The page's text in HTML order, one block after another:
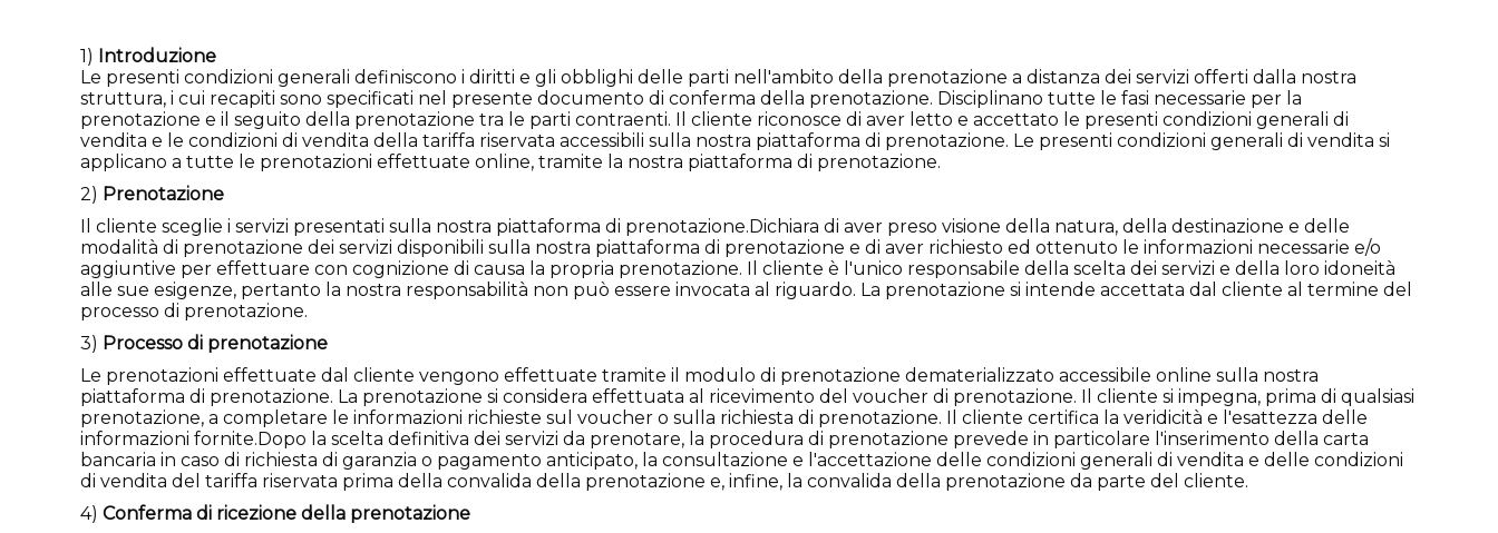
1) Introduzione
Le presenti condizioni generali definiscono i diritti e gli obblighi delle parti nell'ambito della prenotazione a distanza dei servizi offerti dalla nostra
struttura, i cui recapiti sono specificati nel presente documento di conferma della prenotazione. Disciplinano tutte le fasi necessarie per la
prenotazione e il seguito della prenotazione tra le parti contraenti. Il cliente riconosce di aver letto e accettato le presenti condizioni generali di
vendita e le condizioni di vendita della tariffa riservata accessibili sulla nostra piattaforma di prenotazione. Le presenti condizioni generali di vendita si
applicano a tutte le prenotazioni effettuate online, tramite la nostra piattaforma di prenotazione.
2) Prenotazione
Il cliente sceglie i servizi presentati sulla nostra piattaforma di prenotazione.Dichiara di aver preso visione della natura, della destinazione e delle
modalità di prenotazione dei servizi disponibili sulla nostra piattaforma di prenotazione e di aver richiesto ed ottenuto le informazioni necessarie e/o
aggiuntive per effettuare con cognizione di causa la propria prenotazione. Il cliente è l'unico responsabile della scelta dei servizi e della loro idoneità
alle sue esigenze, pertanto la nostra responsabilità non può essere invocata al riguardo. La prenotazione si intende accettata dal cliente al termine del
processo di prenotazione.
3) Processo di prenotazione
Le prenotazioni effettuate dal cliente vengono effettuate tramite il modulo di prenotazione dematerializzato accessibile online sulla nostra
piattaforma di prenotazione. La prenotazione si considera effettuata al ricevimento del voucher di prenotazione. Il cliente si impegna, prima di qualsiasi
prenotazione, a completare le informazioni richieste sul voucher o sulla richiesta di prenotazione. Il cliente certifica la veridicità e l'esattezza delle
informazioni fornite.Dopo la scelta definitiva dei servizi da prenotare, la procedura di prenotazione prevede in particolare l'inserimento della carta
bancaria in caso di richiesta di garanzia o pagamento anticipato, la consultazione e l'accettazione delle condizioni generali di vendita e delle condizioni
di vendita del tariffa riservata prima della convalida della prenotazione e, infine, la convalida della prenotazione da parte del cliente.
4) Conferma di ricezione della prenotazione